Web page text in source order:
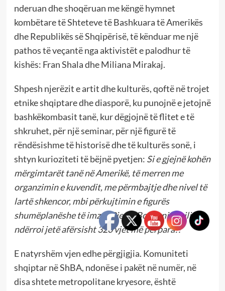
nderuan dhe shoqëruan me këngë hymnet
kombëtare të Shteteve të Bashkuara të Amerikës
dhe Republikës së Shqipërisë, të kënduar me një
pathos të veçantë nga aktivistët e palodhur të
kishës: Fran Shala dhe Miliana Mirakaj.
Shpesh njerëzit e artit dhe kulturës, qoftë në trojet
etnike shqiptare dhe diasporë, ku punojnë e jetojnë
bashkëkombasit tanë, kur dëgjojnë të flitet e të
shkruhet, për një seminar, për një figurë të
rëndësishme të historisë dhe të kulturës sonë, i
shtyn kurioziteti të bëjnë pyetjen: Si e gjejnë kohën
mërgimtarët tanë në Amerikë, të merren me
organzimin e kuvendit, me përmbajtje dhe nivel të
lartë shkencor, mbi përkujtimin e figurës
shumëplanëshe të imzot Pjetër Bogdanit, i cili
ndërroi jetë afërsisht 320 vjet më përpara!?
E natyrshëm vjen edhe përgjigjia. Komuniteti
shqiptar në ShBA, ndonëse i pakët në numër, në
disa shtete metropolitane kryesore, është